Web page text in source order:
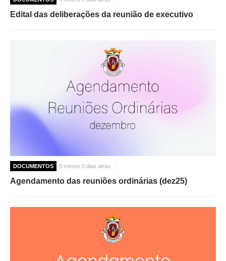
Edital das deliberações da reunião de executivo
DOCUMENTOS 9 meses 2 dias atrás
Agendamento das reuniões ordinárias (dez25)